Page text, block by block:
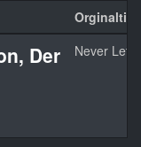
Orginaltitel
Der Never Let